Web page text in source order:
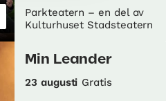
Parkteatern – en del av
Kulturhuset Stadsteatern
Min Leander
23 augusti Gratis